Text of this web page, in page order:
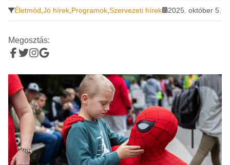
Életmód Jó hírek Programok Szervezeti hírek 2025. október 5.
Megosztás: